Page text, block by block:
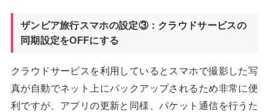
ザンビア旅行スマホの設定③：クラウドサービスの
同期設定をOFFにする
クラウドサービスを利用しているとスマホで撮影した写
真が自動でネット上にバックアップされるため非常に便
利ですが、アプリの更新と同様、パケット通信を行うた